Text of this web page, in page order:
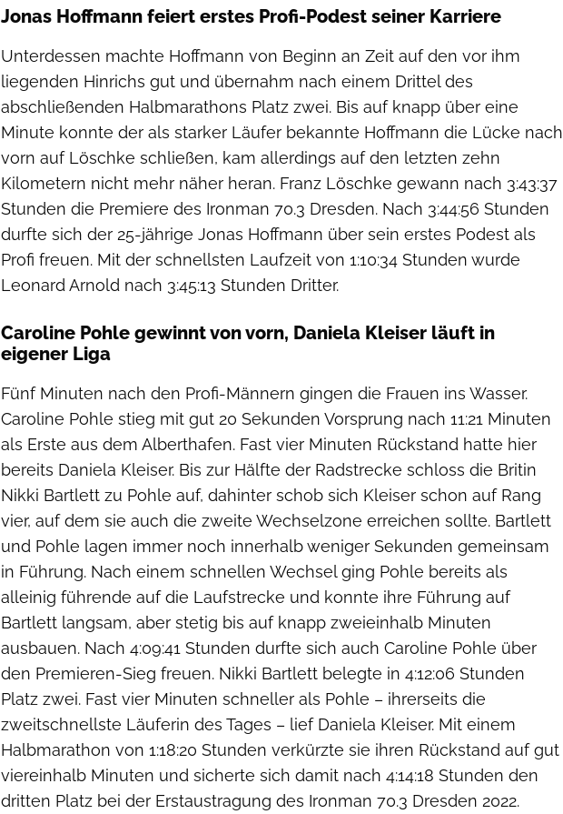
Jonas Hoffmann feiert erstes Profi-Podest seiner Karriere
Unterdessen machte Hoffmann von Beginn an Zeit auf den vor ihm
liegenden Hinrichs gut und übernahm nach einem Drittel des
abschließenden Halbmarathons Platz zwei. Bis auf knapp über eine
Minute konnte der als starker Läufer bekannte Hoffmann die Lücke nach
vorn auf Löschke schließen, kam allerdings auf den letzten zehn
Kilometern nicht mehr näher heran. Franz Löschke gewann nach 3:43:37
Stunden die Premiere des Ironman 70.3 Dresden. Nach 3:44:56 Stunden
durfte sich der 25-jährige Jonas Hoffmann über sein erstes Podest als
Profi freuen. Mit der schnellsten Laufzeit von 1:10:34 Stunden wurde
Leonard Arnold nach 3:45:13 Stunden Dritter.
Caroline Pohle gewinnt von vorn, Daniela Kleiser läuft in
eigener Liga
Fünf Minuten nach den Profi-Männern gingen die Frauen ins Wasser.
Caroline Pohle stieg mit gut 20 Sekunden Vorsprung nach 11:21 Minuten
als Erste aus dem Alberthafen. Fast vier Minuten Rückstand hatte hier
bereits Daniela Kleiser. Bis zur Hälfte der Radstrecke schloss die Britin
Nikki Bartlett zu Pohle auf, dahinter schob sich Kleiser schon auf Rang
vier, auf dem sie auch die zweite Wechselzone erreichen sollte. Bartlett
und Pohle lagen immer noch innerhalb weniger Sekunden gemeinsam
in Führung. Nach einem schnellen Wechsel ging Pohle bereits als
alleinig führende auf die Laufstrecke und konnte ihre Führung auf
Bartlett langsam, aber stetig bis auf knapp zweieinhalb Minuten
ausbauen. Nach 4:09:41 Stunden durfte sich auch Caroline Pohle über
den Premieren-Sieg freuen. Nikki Bartlett belegte in 4:12:06 Stunden
Platz zwei. Fast vier Minuten schneller als Pohle – ihrerseits die
zweitschnellste Läuferin des Tages – lief Daniela Kleiser. Mit einem
Halbmarathon von 1:18:20 Stunden verkürzte sie ihren Rückstand auf gut
viereinhalb Minuten und sicherte sich damit nach 4:14:18 Stunden den
dritten Platz bei der Erstaustragung des Ironman 70.3 Dresden 2022.